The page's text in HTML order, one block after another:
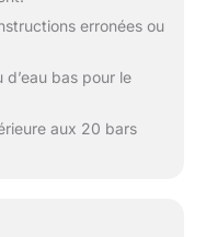
erronées ou
bas pour le
aux 20 bars